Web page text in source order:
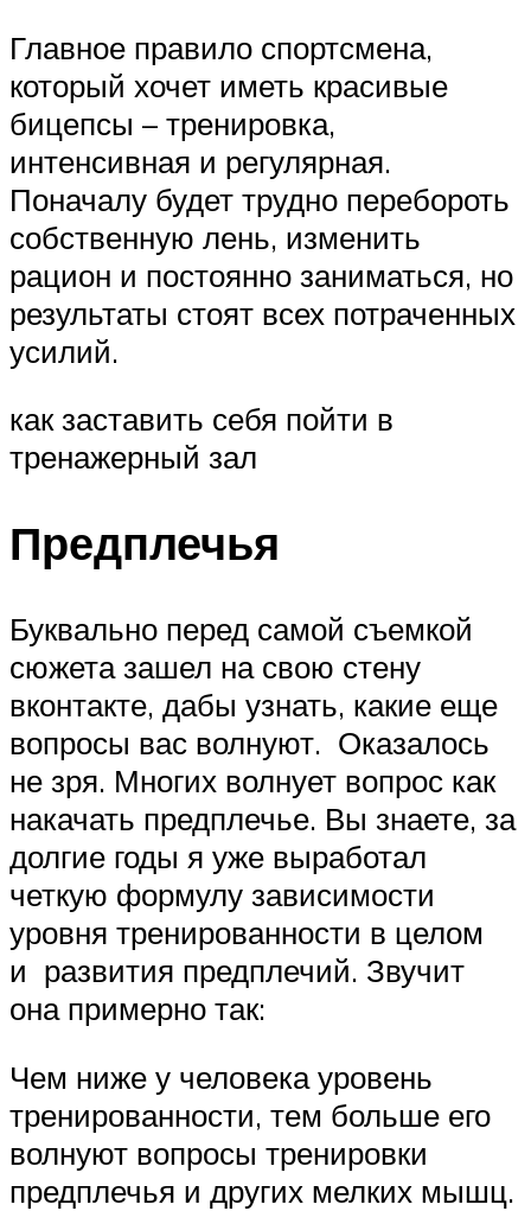
Главное правило спортсмена,
который хочет иметь красивые
бицепсы – тренировка,
интенсивная и регулярная.
Поначалу будет трудно перебороть
собственную лень, изменить
рацион и постоянно заниматься, но
результаты стоят всех потраченных
усилий.
как заставить себя пойти в
тренажерный зал
Предплечья
Буквально перед самой съемкой
сюжета зашел на свою стену
вконтакте, дабы узнать, какие еще
вопросы вас волнуют. Оказалось
не зря. Многих волнует вопрос как
накачать предплечье. Вы знаете, за
долгие годы я уже выработал
четкую формулу зависимости
уровня тренированности в целом
и развития предплечий. Звучит
она примерно так:
Чем ниже у человека уровень
тренированности, тем больше его
волнуют вопросы тренировки
предплечья и других мелких мышц.